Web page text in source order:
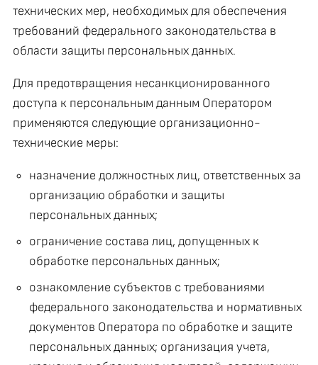
технических мер, необходимых для обеспечения
требований федерального законодательства в
области защиты персональных данных.
Для предотвращения несанкционированного
доступа к персональным данным Оператором
применяются следующие организационно-
технические меры:
назначение должностных лиц, ответственных за
организацию обработки и защиты
персональных данных;
ограничение состава лиц, допущенных к
обработке персональных данных;
ознакомление субъектов с требованиями
федерального законодательства и нормативных
документов Оператора по обработке и защите
персональных данных; организация учета,